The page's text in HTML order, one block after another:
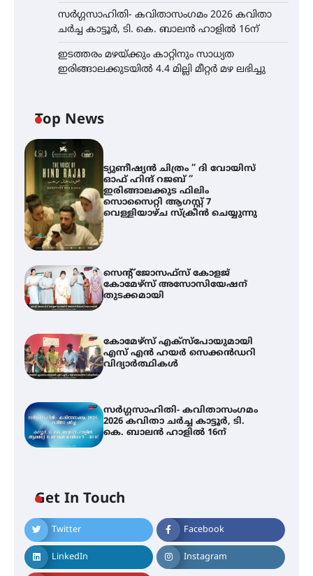
സർഗ്ഗസാഹിതി- കവിതാസംഗമം 2026 കവിതാ
ചർച്ച കാട്ടൂർ, ടി. കെ. ബാലൻ ഹാളിൽ 16ന്
ഇടത്തരം മഴയ്ക്കും കാറ്റിനും സാധ്യത
ഇരിങ്ങാലക്കുടയിൽ 4.4 മില്ലി മീറ്റർ മഴ ലഭിച്ചു
Top News
ട്യുണീഷ്യൻ ചിത്രം ” ദി വോയിസ്
ഓഫ് ഹിന്ദ് റജബ് ”
ഇരിങ്ങാലക്കുട ഫിലിം
സൊസൈറ്റി ആഗസ്റ്റ് 7
വെള്ളിയാഴ്ച സ്‌ക്രീൻ ചെയ്യുന്നു
സെന്റ് ജോസഫ്സ് കോളജ്
കോമേഴ്‌സ് അസോസിയേഷന്
തുടക്കമായി
കോമേഴ്സ് എക്സ്പോയുമായി
എസ് എൻ ഹയർ സെക്കൻഡറി
വിദ്യാർത്ഥികൾ
സർഗ്ഗസാഹിതി- കവിതാസംഗമം
2026 കവിതാ ചർച്ച കാട്ടൂർ, ടി.
കെ. ബാലൻ ഹാളിൽ 16ന്
Get In Touch
Twitter Facebook
LinkedIn Instagram